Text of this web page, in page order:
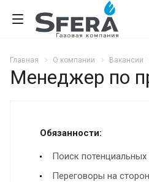
Главная О компании Вакансии
Менеджер по
Обязанности:
Поиск потенциальных
Переговоры на